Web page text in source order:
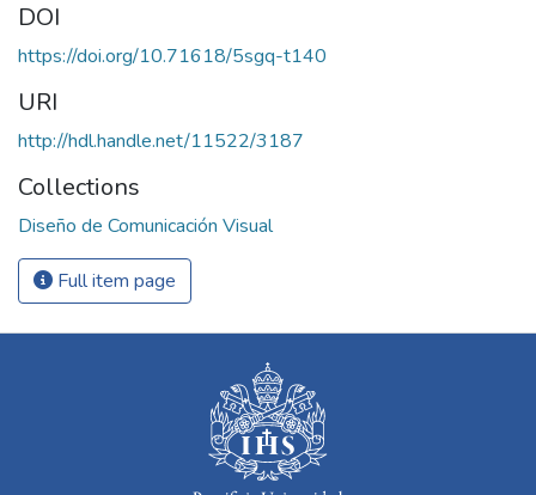
DOI
https://doi.org/10.71618/5sgq-t140
URI
http://hdl.handle.net/11522/3187
Collections
Diseño de Comunicación Visual
Full item page